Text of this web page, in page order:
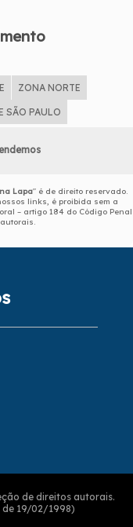
ZONA NORTE
SÃO PAULO
Lapa" é de direito reservado.
links, é proibida sem a
– artigo 184 do Código Penal
de direitos autorais.
19/02/1998)